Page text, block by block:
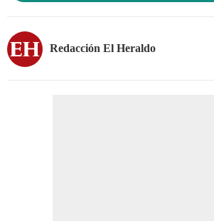
Redacción El Heraldo